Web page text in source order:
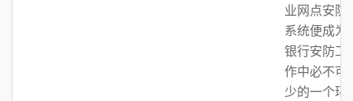
业网点安防
系统便成为
银行安防工
作中必不可
少的一个环